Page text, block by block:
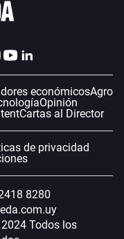
económicosAgro
Opinión
Cartas al Director
de privacidad
8280
Todos los